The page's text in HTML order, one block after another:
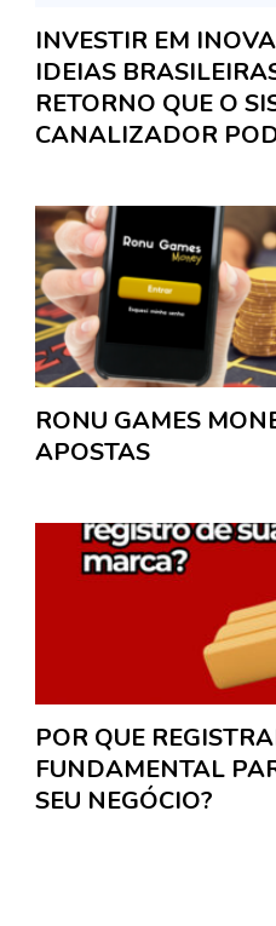
INVESTIR EM
IDEIAS
RETORNO QUE O
CANALIZADOR
RONU GAMES
APOSTAS
POR QUE
FUNDAMENTAL
SEU NEGÓCIO?